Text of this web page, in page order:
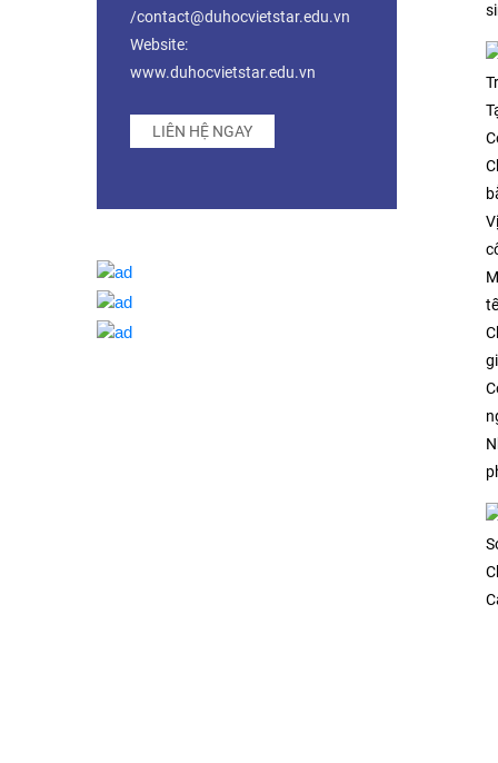
/contact@duhocvietstar.edu.vn
Website:
www.duhocvietstar.edu.vn
LIÊN HỆ NGAY